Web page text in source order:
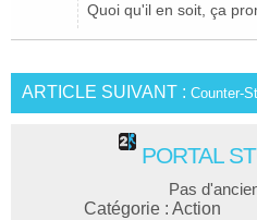
Quoi qu'il en soit, ça
ARTICLE SUIVANT : Counter-
PORTAL
Pas
Catégorie : Action